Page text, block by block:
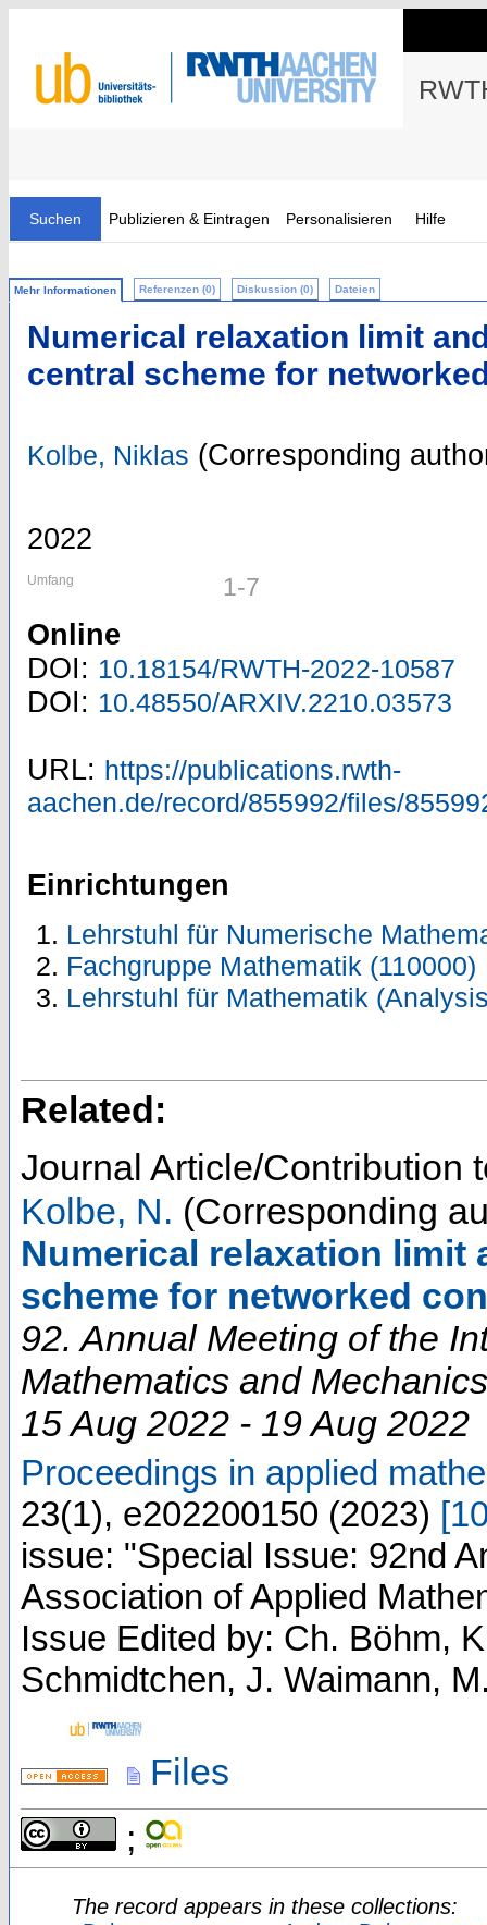
Suchen Publizieren & Eintragen Personalisieren Hilfe
Mehr Informationen Referenzen (0) Diskussion (0) Dateien
Numerical relaxation limit
central scheme for
Kolbe, Niklas (Corresponding
2022
Umfang 1-7
Online
DOI: 10.18154/RWTH-2022-10587
DOI: 10.48550/ARXIV.2210.03573
URL: https://publications.rwth-
aachen.de/record/855992/files/
Einrichtungen
Lehrstuhl für Numerische
Fachgruppe Mathematik (110000)
Lehrstuhl für Mathematik
Related:
Journal Article/Contribution
Kolbe, N. (Corresponding
Numerical relaxation limit
scheme for networked
92. Annual Meeting of the
Mathematics and Mechanics
15 Aug 2022 - 19 Aug 2022
Proceedings in applied
23(1), e202200150 (2023) [
issue: "Special Issue: 92nd
Association of Applied
Issue Edited by: Ch. Böhm,
Schmidtchen, J. Waimann,
Files
;
The record appears in these collections: